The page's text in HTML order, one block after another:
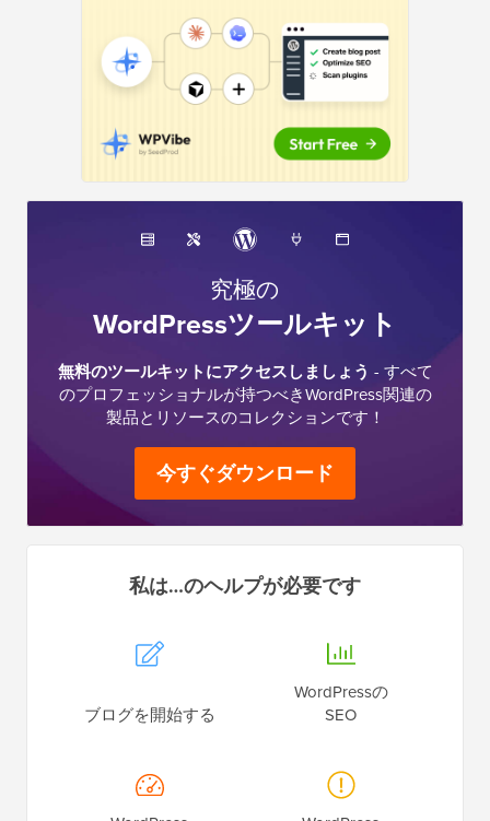
究極の
WordPressツールキット
無料のツールキットにアクセスしましょう - すべて
のプロフェッショナルが持つべきWordPress関連の
製品とリソースのコレクションです！
今すぐダウンロード
私は…のヘルプが必要です
ブログを開始する
WordPressの
SEO